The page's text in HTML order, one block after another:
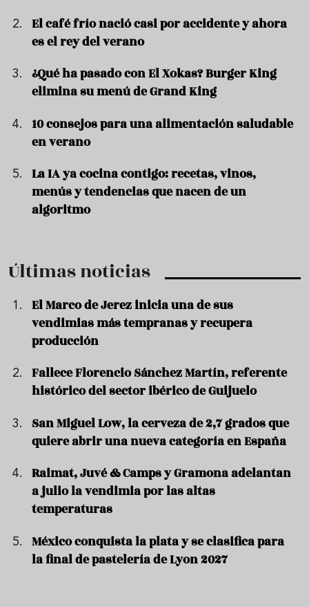
El café frío nació casi por accidente y ahora
es el rey del verano
¿Qué ha pasado con El Xokas? Burger King
elimina su menú de Grand King
10 consejos para una alimentación saludable
en verano
La IA ya cocina contigo: recetas, vinos,
menús y tendencias que nacen de un
algoritmo
Últimas noticias
El Marco de Jerez inicia una de sus
vendimias más tempranas y recupera
producción
Fallece Florencio Sánchez Martín, referente
histórico del sector ibérico de Guijuelo
San Miguel Low, la cerveza de 2,7 grados que
quiere abrir una nueva categoría en España
Raimat, Juvé & Camps y Gramona adelantan
a julio la vendimia por las altas
temperaturas
México conquista la plata y se clasifica para
la final de pastelería de Lyon 2027